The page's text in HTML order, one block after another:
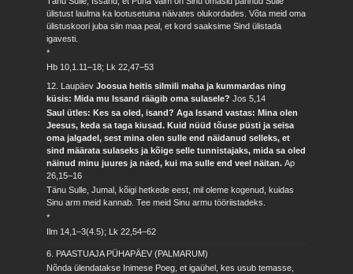
ülistust laulma ka lootusetuina näivates olukordades. Võta meid oma
ülistuskoori juba siin maa peal, et kord saaksime Sind ülistada
igavesti.
*
Hb 10,1.11–18; Lk 22,47–53
12. LaupäevJoosua heitis silmili maha ja kummardas ning
küsis: Mida mu Issand räägib oma sulasele?Jos 5,14
Saul ütles: Kes sa oled, isand? Aga Issand vastas: Mina olen
Jeesus, keda sa taga kiusad. Kuid nüüd tõuse püsti ja seisa
oma jalgadel, sest mina olen sulle end näidanud selleks, et
sind määrata sulaseks ja kõige selle tunnistajaks, mida sa oled
näinud minu juures ja näed, kui ma sulle end veel näitan.Ap
26,15–16
Tänu Sulle, Jumal, kõigi hetkede eest, mil oleme kogenud, kuidas
Sinu arm meid kannab. Tee meid Sinu armu tööriistadeks.
*
Ilm 14,1–3(4.5); Lk 22,54–62
6. PAASTUAJA PÜHAPÄEV (PALMARUM)
Nõnda ülendatakse Inimese Poeg, et igaühel, kes usub temasse,